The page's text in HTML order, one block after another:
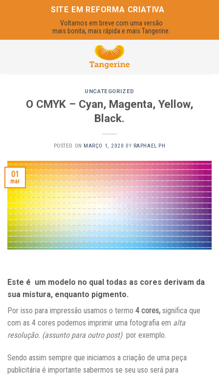
SITE EM REFORMA CRIATIVA
Voltamos em breve com uma versão
mais bonita, mais rápida e mais Tangerine.
UNCATEGORIZED
O CMYK – Cyan, Magenta, Yellow,
Black.
POSTED ON MARÇO 1, 2020 BY RAPHAEL PH
01
mar
Este é um modelo no qual todas as cores derivam da
sua mistura, enquanto pigmento.
Por isso para impressão usamos o termo 4 cores, significa que
com as 4 cores podemos imprimir uma fotografia em alta
resolução. (assunto para outro post)por exemplo.
Sendo assim sempre que iniciamos a criação de uma peça
publicitária é importante sabermos se seu uso será para